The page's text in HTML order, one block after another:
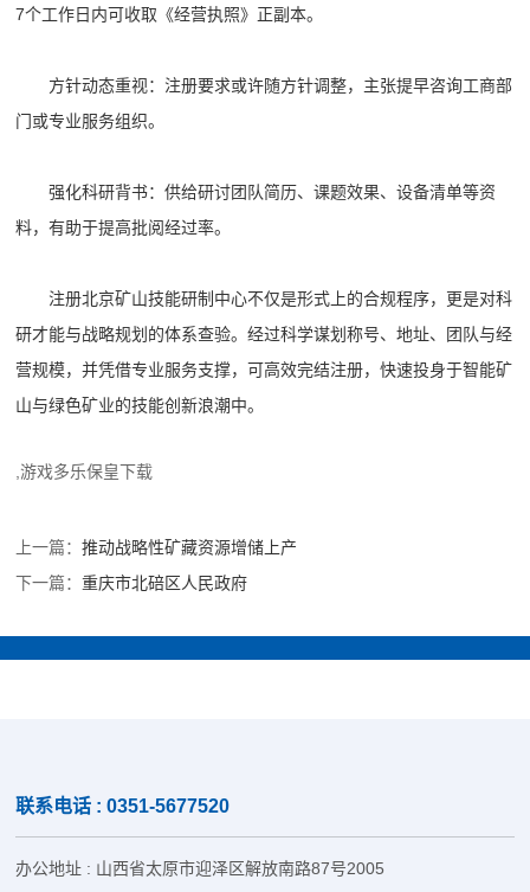
7个工作日内可收取《经营执照》正副本。
方针动态重视：注册要求或许随方针调整，主张提早咨询工商部
门或专业服务组织。
强化科研背书：供给研讨团队简历、课题效果、设备清单等资
料，有助于提高批阅经过率。
注册北京矿山技能研制中心不仅是形式上的合规程序，更是对科
研才能与战略规划的体系查验。经过科学谋划称号、地址、团队与经
营规模，并凭借专业服务支撑，可高效完结注册，快速投身于智能矿
山与绿色矿业的技能创新浪潮中。
,游戏多乐保皇下载
上一篇：推动战略性矿藏资源增储上产
下一篇：重庆市北碚区人民政府
联系电话 : 0351-5677520
办公地址 : 山西省太原市迎泽区解放南路87号2005